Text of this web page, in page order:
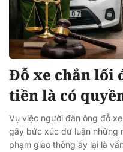
Đỗ xe chắn lối
tiền là có
Vụ việc người đàn ông đỗ
gây bức xúc dư luận những
phạm giao thông ấy lại là